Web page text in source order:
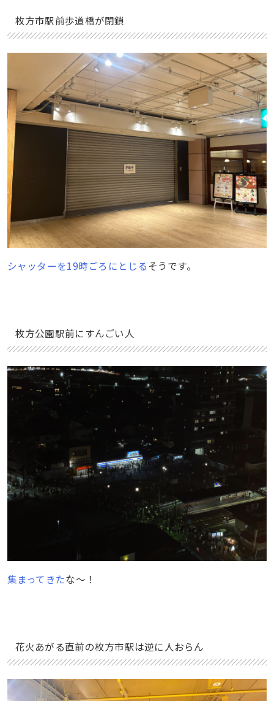
枚方市駅前歩道橋が閉鎖
シャッターを19時ごろにとじる そうです。
枚方公園駅前にすんごい人
集まってきたな〜！
花火あがる直前の枚方市駅は逆に人おらん